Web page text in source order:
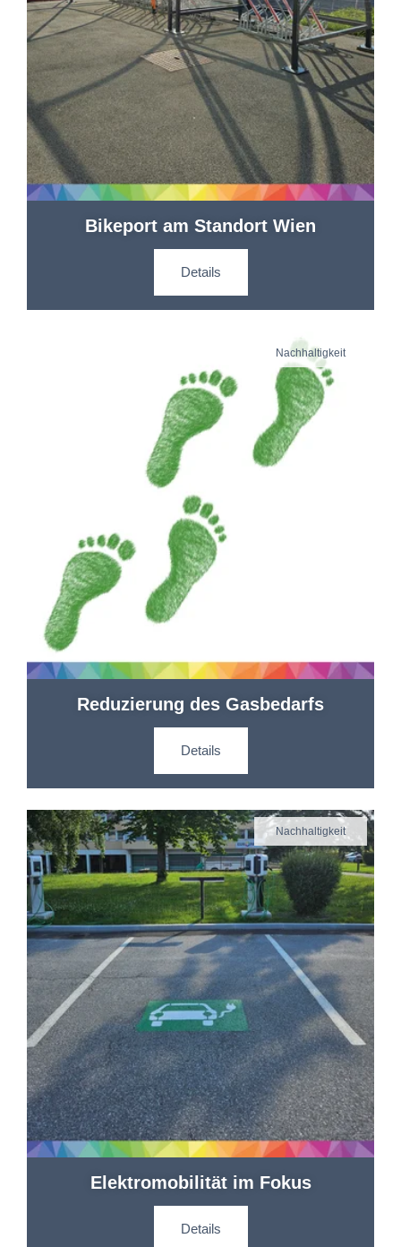
Bikeport am Standort Wien
Details
Nachhaltigkeit
Reduzierung des Gasbedarfs
Details
Nachhaltigkeit
Elektromobilität im Fokus
Details